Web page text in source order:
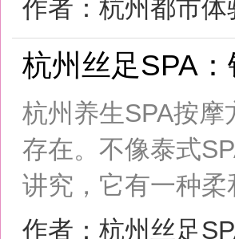
存在。不像泰式SPA的
讲究，它有一种柔和细
作者：杭州丝足SPA
杭州茶室品茶：龙
杭州是一座泡在茶香里
这缕茶香最浓的那一笔
作者：杭州养生品茶